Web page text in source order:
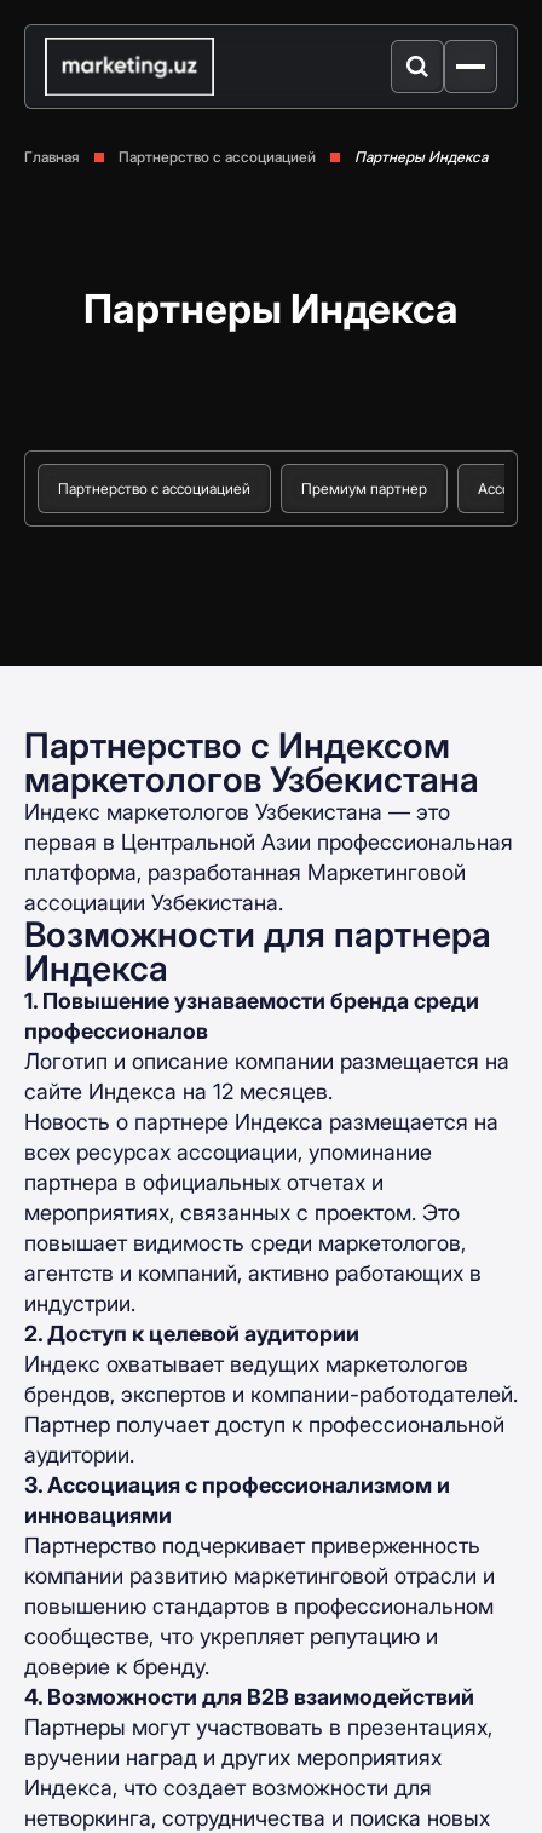
Главная Партнерство с ассоциацией Партнеры Индекса
Партнеры Индекса
Партнерство с ассоциацией Премиум партнер
Партнерство с Индексом
маркетологов Узбекистана
Индекс маркетологов Узбекистана — это
первая в Центральной Азии профессиональная
платформа, разработанная Маркетинговой
ассоциации Узбекистана.
Возможности для партнера
Индекса
1. Повышение узнаваемости бренда среди
профессионалов
Логотип и описание компании размещается на
сайте Индекса на 12 месяцев.
Новость о партнере Индекса размещается на
всех ресурсах ассоциации, упоминание
партнера в официальных отчетах и
мероприятиях, связанных с проектом. Это
повышает видимость среди маркетологов,
агентств и компаний, активно работающих в
индустрии.
2. Доступ к целевой аудитории
Индекс охватывает ведущих маркетологов
брендов, экспертов и компании-работодателей.
Партнер получает доступ к профессиональной
аудитории.
3. Ассоциация с профессионализмом и
инновациями
Партнерство подчеркивает приверженность
компании развитию маркетинговой отрасли и
повышению стандартов в профессиональном
сообществе, что укрепляет репутацию и
доверие к бренду.
4. Возможности для B2B взаимодействий
Партнеры могут участвовать в презентациях,
вручении наград и других мероприятиях
Индекса, что создает возможности для
нетворкинга, сотрудничества и поиска новых